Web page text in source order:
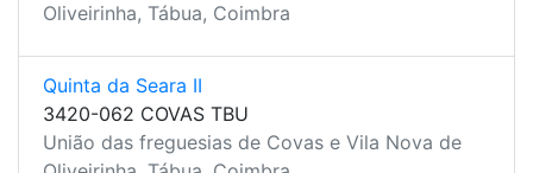
Oliveirinha, Tábua, Coimbra
Quinta da Seara II
3420-062 COVAS TBU
União das freguesias de Covas e Vila Nova de